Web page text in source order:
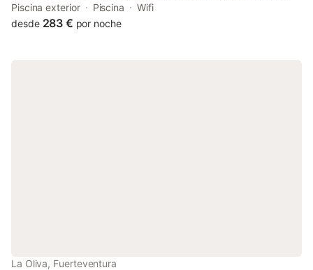
views. With pool views, this accommodation offers a balcony.
Piscina exterior Piscina
Wifi
desde 283 € por noche
La Oliva, Fuerteventura